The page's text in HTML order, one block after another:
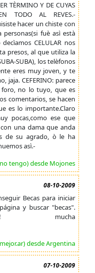
TÈRMINO Y DE CUYAS
TODO AL REVES.-
hacer un chiste con
fuè asì està
CELULAR nos
presos, al que utiliza la
SUBA), los telèfonos
eres muy joven, y te
jaja. CEFERINO: parece
no lo tuyo, que es
comentarios, se hacen
es lo importante.Claro
pocas,como ese que
una dama que anda
de su agrado, ò le ha
asì.-
tengo) desde Mojones
08-10-2009
Becas para iniciar
y buscar "becas".
mucha
desde Argentina
07-10-2009